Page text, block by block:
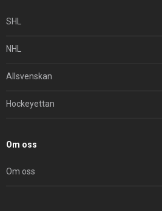
SHL
NHL
Allsvenskan
Hockeyettan
Om oss
Om oss